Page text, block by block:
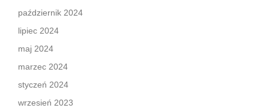
październik 2024
lipiec 2024
maj 2024
marzec 2024
styczeń 2024
wrzesień 2023